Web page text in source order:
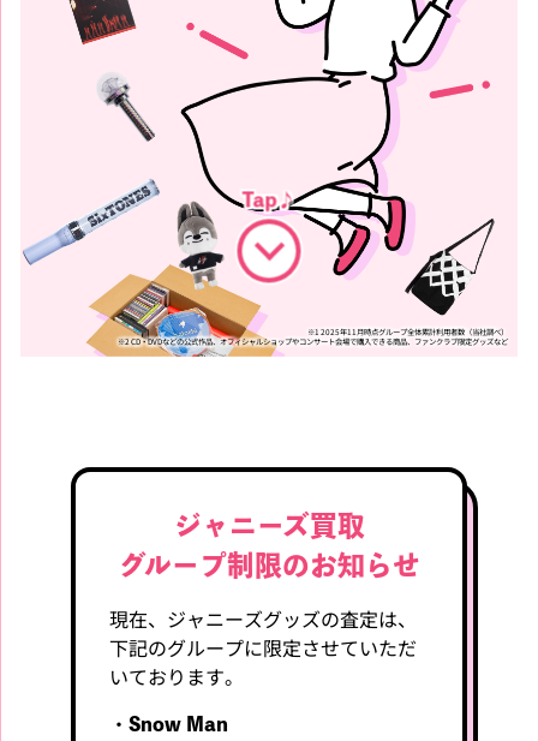
※1 2025年11月時点グループ全体累計利用者数（当社調べ）
※2 CD・DVDなどの公式作品、オフィシャルショップやコンサート会場で購入できる商品、ファンクラブ限定グッズなど
ジャニーズ買取
グループ制限のお知らせ
現在、ジャニーズグッズの査定は、
下記のグループに限定させていただ
いております。
・Snow Man